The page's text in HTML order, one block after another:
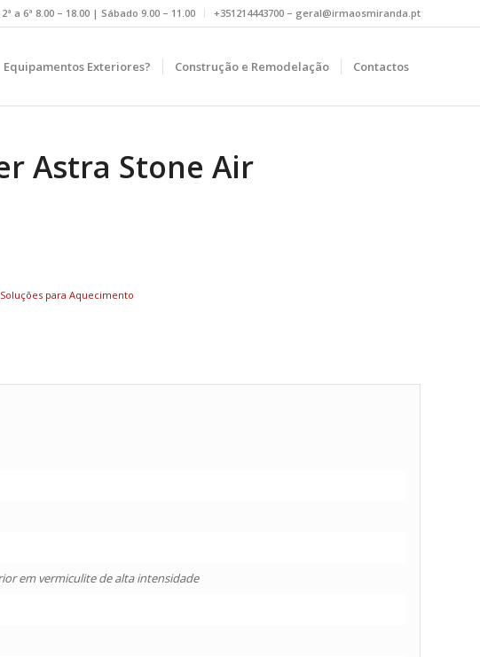
a 6ª 8.00 – 18.00 | Sábado 9.00 – 11.00 +351214443700 – geral@irmaosmiranda.pt
Equipamentos Exteriores? Construção e Remodelação Contactos
Astra Stone Air
Soluções para Aquecimento
em vermiculite de alta intensidade